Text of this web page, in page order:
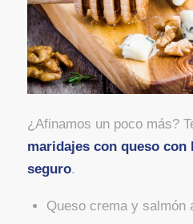
¿Afinamos un poco más?
maridajes con queso con
seguro.
Queso crema y salmón